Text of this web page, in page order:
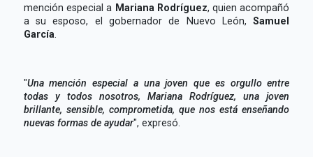
mención especial a Mariana Rodríguez, quien acompañó
a su esposo, el gobernador de Nuevo León,Samuel
García
"Una mención especial a una joven que es orgullo entre
todas y todos nosotros, Mariana Rodríguez, una joven
brillante, sensible, comprometida, que nos está enseñando
nuevas formas de ayudar", expresó.